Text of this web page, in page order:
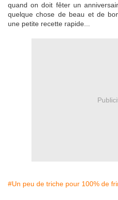
quand on doit fêter un
quelque chose de beau et de
une petite recette rapide...
#Un peu de triche pour 100% de